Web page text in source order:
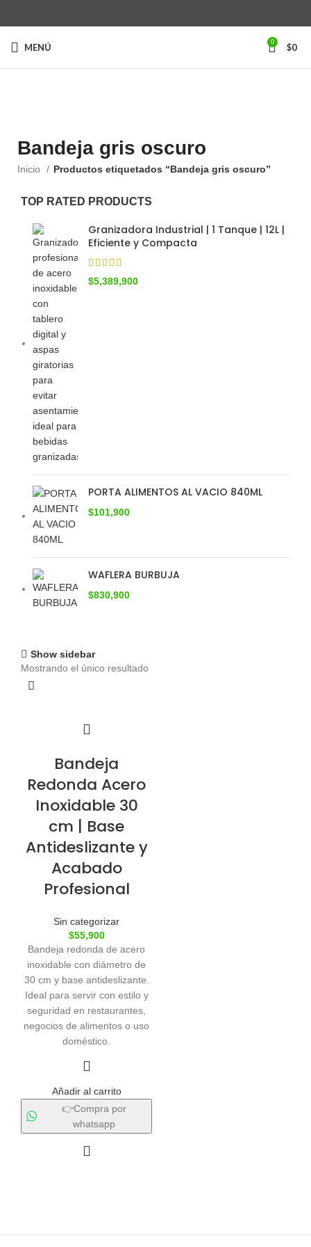
MENÚ 0 $0
Bandeja gris oscuro
Inicio Productos etiquetados “Bandeja gris oscuro”
TOP RATED PRODUCTS
Granizadora Industrial | 1 Tanque | 12L |
Eficiente y Compacta
$5,389,900
PORTA ALIMENTOS AL VACIO 840ML
$101,900
WAFLERA BURBUJA
$830,900
Show sidebar
Mostrando el único resultado
Bandeja
Redonda Acero
Inoxidable 30
cm | Base
Antideslizante y
Acabado
Profesional
Sin categorizar
$55,900
Bandeja redonda de acero
inoxidable con diámetro de
30 cm y base antideslizante.
Ideal para servir con estilo y
seguridad en restaurantes,
negocios de alimentos o uso
doméstico.
Añadir al carrito
👉Compra por
whatsapp